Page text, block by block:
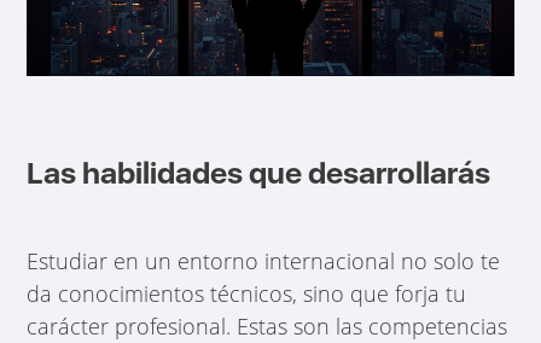
Las habilidades que desarrollarás
Estudiar en un entorno internacional no solo te
da conocimientos técnicos, sino que forja tu
carácter profesional. Estas son las competencias